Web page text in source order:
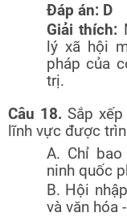
Đáp án: D
Giải thích:
lý xã hội
pháp của
trị.
Câu 18.Sắp
lĩnh vực được
A. Chỉ
ninh quốc
B. Hội
và văn hóa